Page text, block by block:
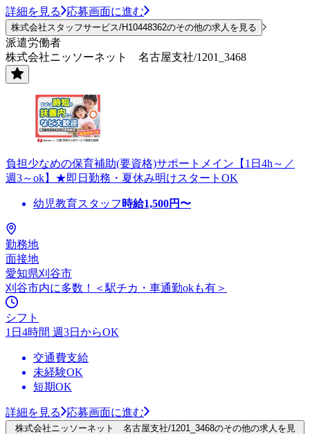
詳細を見る 応募画面に進む
株式会社スタッフサービス/H10448362のその他の求人を見る
派遣労働者
株式会社ニッソーネット 名古屋支社/1201_3468
負担少なめの保育補助(要資格)サポートメイン【1日4h～／
週3～ok】★即日勤務・夏休み明けスタートOK
幼児教育スタッフ 時給1,500円〜
勤務地
面接地
愛知県刈谷市
刈谷市内に多数！＜駅チカ・車通勤okも有＞
シフト
1日4時間 週3日からOK
交通費支給
未経験OK
短期OK
詳細を見る 応募画面に進む
株式会社ニッソーネット 名古屋支社/1201_3468のその他の求人を見